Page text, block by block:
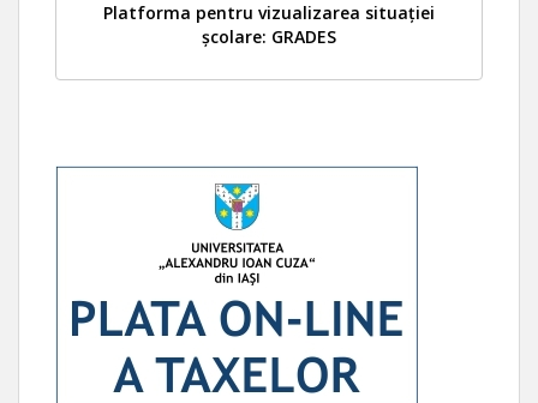
Platforma pentru vizualizarea situației
școlare: GRADES